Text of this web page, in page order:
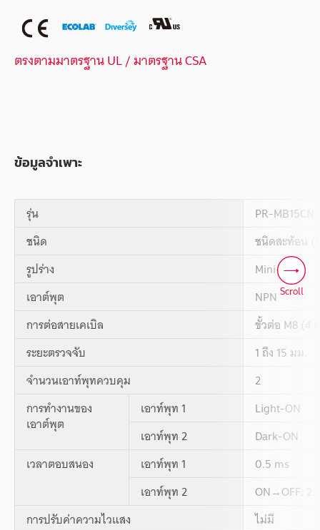
ตรงตามมาตรฐาน UL / มาตรฐาน CSA
ข้อมูลจำเพาะ
รุ่น
PR-MB15CN
ชนิด
ชนิดสะท้อน (
รูปร่าง
Mini-slim
เอาต์พุต
NPN
การต่อสายเคเบิล
ขั้วต่อ M8 (4
ระยะตรวจจับ
1 ถึง 15 มม.
จำนวนเอาท์พุทควบคุม
2
การทำงานของ
เอาต์พุต
เอาท์พุท 1
Light-ON
เอาท์พุท 2
Dark-ON
เวลาตอบสนอง
เอาท์พุท 1
0.5 ms
เอาท์พุท 2
ON→OFF:
การปรับค่าความไวแสง
ไม่มี
Scroll